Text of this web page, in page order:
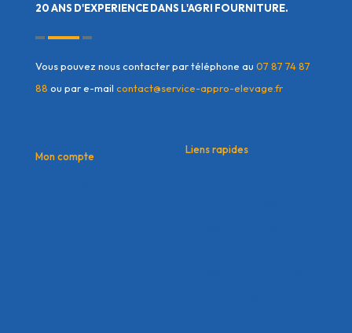
20 ANS D'EXPERIENCE DANS L'AGRI FOURNITURE.
Vous pouvez nous contacter par téléphone au 07 87 74 87
88 ou par e-mail contact@service-appro-elevage.fr
Mon compte
Liens rapides